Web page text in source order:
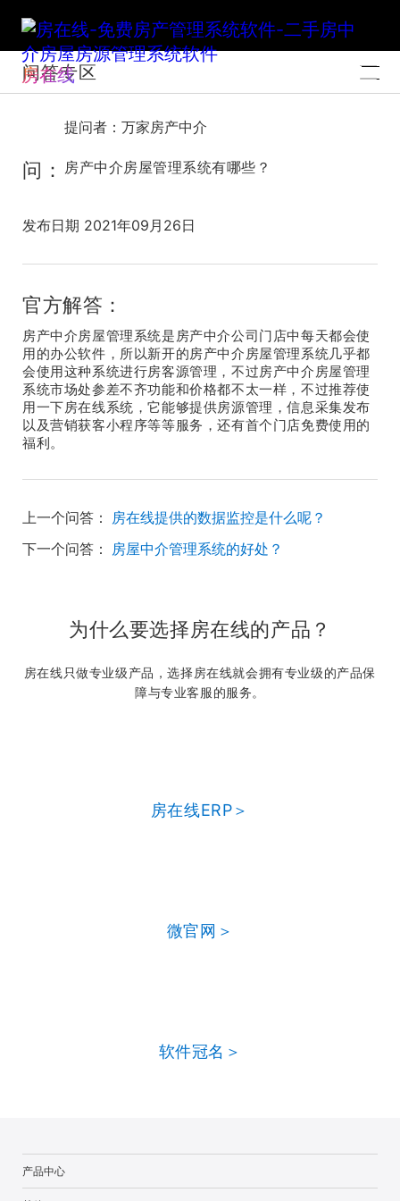
房在线
问答专区
提问者：万家房产中介
问： 房产中介房屋管理系统有哪些？
发布日期 2021年09月26日
官方解答：
房产中介房屋管理系统是房产中介公司门店中每天都会使
用的办公软件，所以新开的房产中介房屋管理系统几乎都
会使用这种系统进行房客源管理，不过房产中介房屋管理
系统市场处参差不齐功能和价格都不太一样，不过推荐使
用一下房在线系统，它能够提供房源管理，信息采集发布
以及营销获客小程序等等服务，还有首个门店免费使用的
福利。
上一个问答： 房在线提供的数据监控是什么呢？
下一个问答： 房屋中介管理系统的好处？
为什么要选择房在线的产品？
房在线只做专业级产品，选择房在线就会拥有专业级的产品保
障与专业客服的服务。
房在线ERP＞
微官网＞
软件冠名＞
产品中心